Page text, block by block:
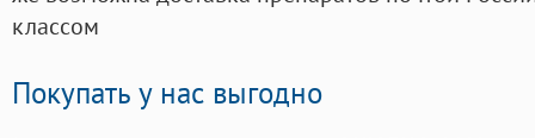
классом
Покупать у нас выгодно